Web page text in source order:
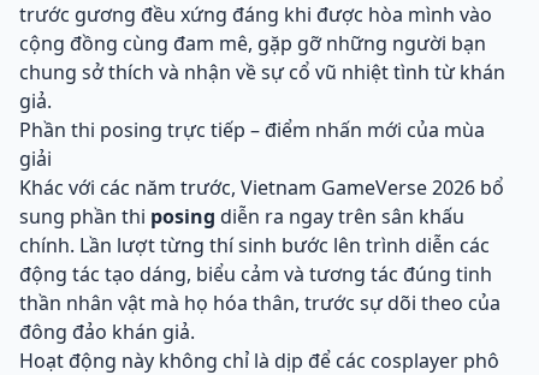
trước gương đều xứng đáng khi được hòa mình vào
cộng đồng cùng đam mê, gặp gỡ những người bạn
chung sở thích và nhận về sự cổ vũ nhiệt tình từ khán
giả.
Phần thi posing trực tiếp – điểm nhấn mới của mùa
giải
Khác với các năm trước, Vietnam GameVerse 2026 bổ
sung phần thi posing diễn ra ngay trên sân khấu
chính. Lần lượt từng thí sinh bước lên trình diễn các
động tác tạo dáng, biểu cảm và tương tác đúng tinh
thần nhân vật mà họ hóa thân, trước sự dõi theo của
đông đảo khán giả.
Hoạt động này không chỉ là dịp để các cosplayer phô